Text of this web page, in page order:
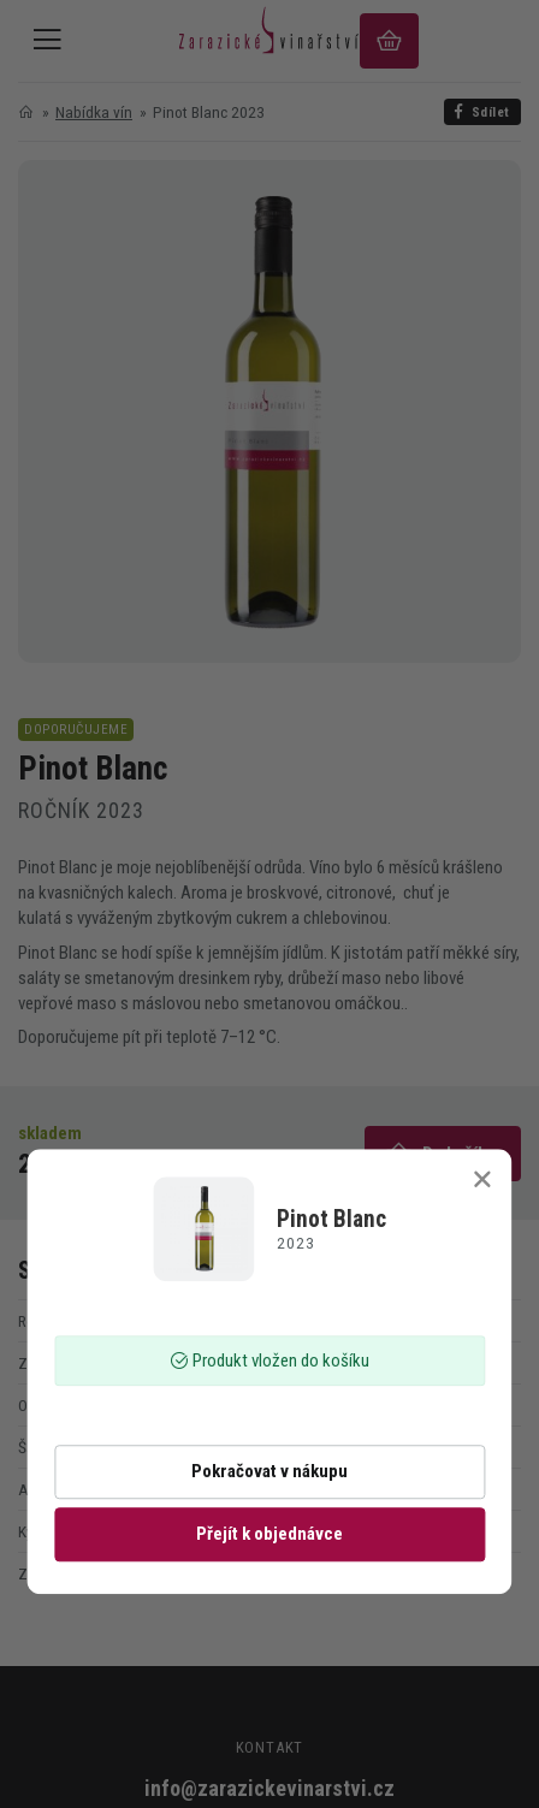
Kontakt
Akce
Piknik
Ubytování
Nabídka vín
Nabídka vín Pinot Blanc 2023 Sdílet
DOPORUČUJEME
Pinot Blanc
ROČNÍK 2023
Pinot Blanc je moje nejoblíbenější odrůda. Víno bylo 6 měsíců krášleno
na kvasničných kalech. Aroma je broskvové, citronové, chuť je
kulatá s vyváženým zbytkovým cukrem a chlebovinou.
Pinot Blanc se hodí spíše k jemnějším jídlům. K jistotám patří měkké síry,
saláty se smetanovým dresinkem ryby, drůbeží maso nebo libové
vepřové maso s máslovou nebo smetanovou omáčkou..
Doporučujeme pít při teplotě 7–12 °C.
skladem
240 Kč Do košíku
Pinot Blanc
2023
Produkt vložen do košíku
Pokračovat v nákupu
Přejít k objednávce
Specifikace vína
Ročník
Zařazení polosuché
Objem láhve
Šarže 2/23
Alkohol
Kyseliny
Zbytkový cukr
KONTAKT
info@zarazickevinarstvi.cz